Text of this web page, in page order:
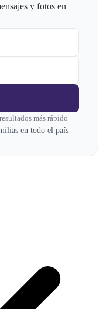
y fotos en
más rápido
en todo el país